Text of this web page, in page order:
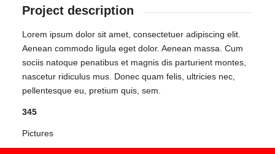
Project description
Lorem ipsum dolor sit amet, consectetuer adipiscing elit.
Aenean commodo ligula eget dolor. Aenean massa. Cum
sociis natoque penatibus et magnis dis parturient montes,
nascetur ridiculus mus. Donec quam felis, ultricies nec,
pellentesque eu, pretium quis, sem.
345
Pictures